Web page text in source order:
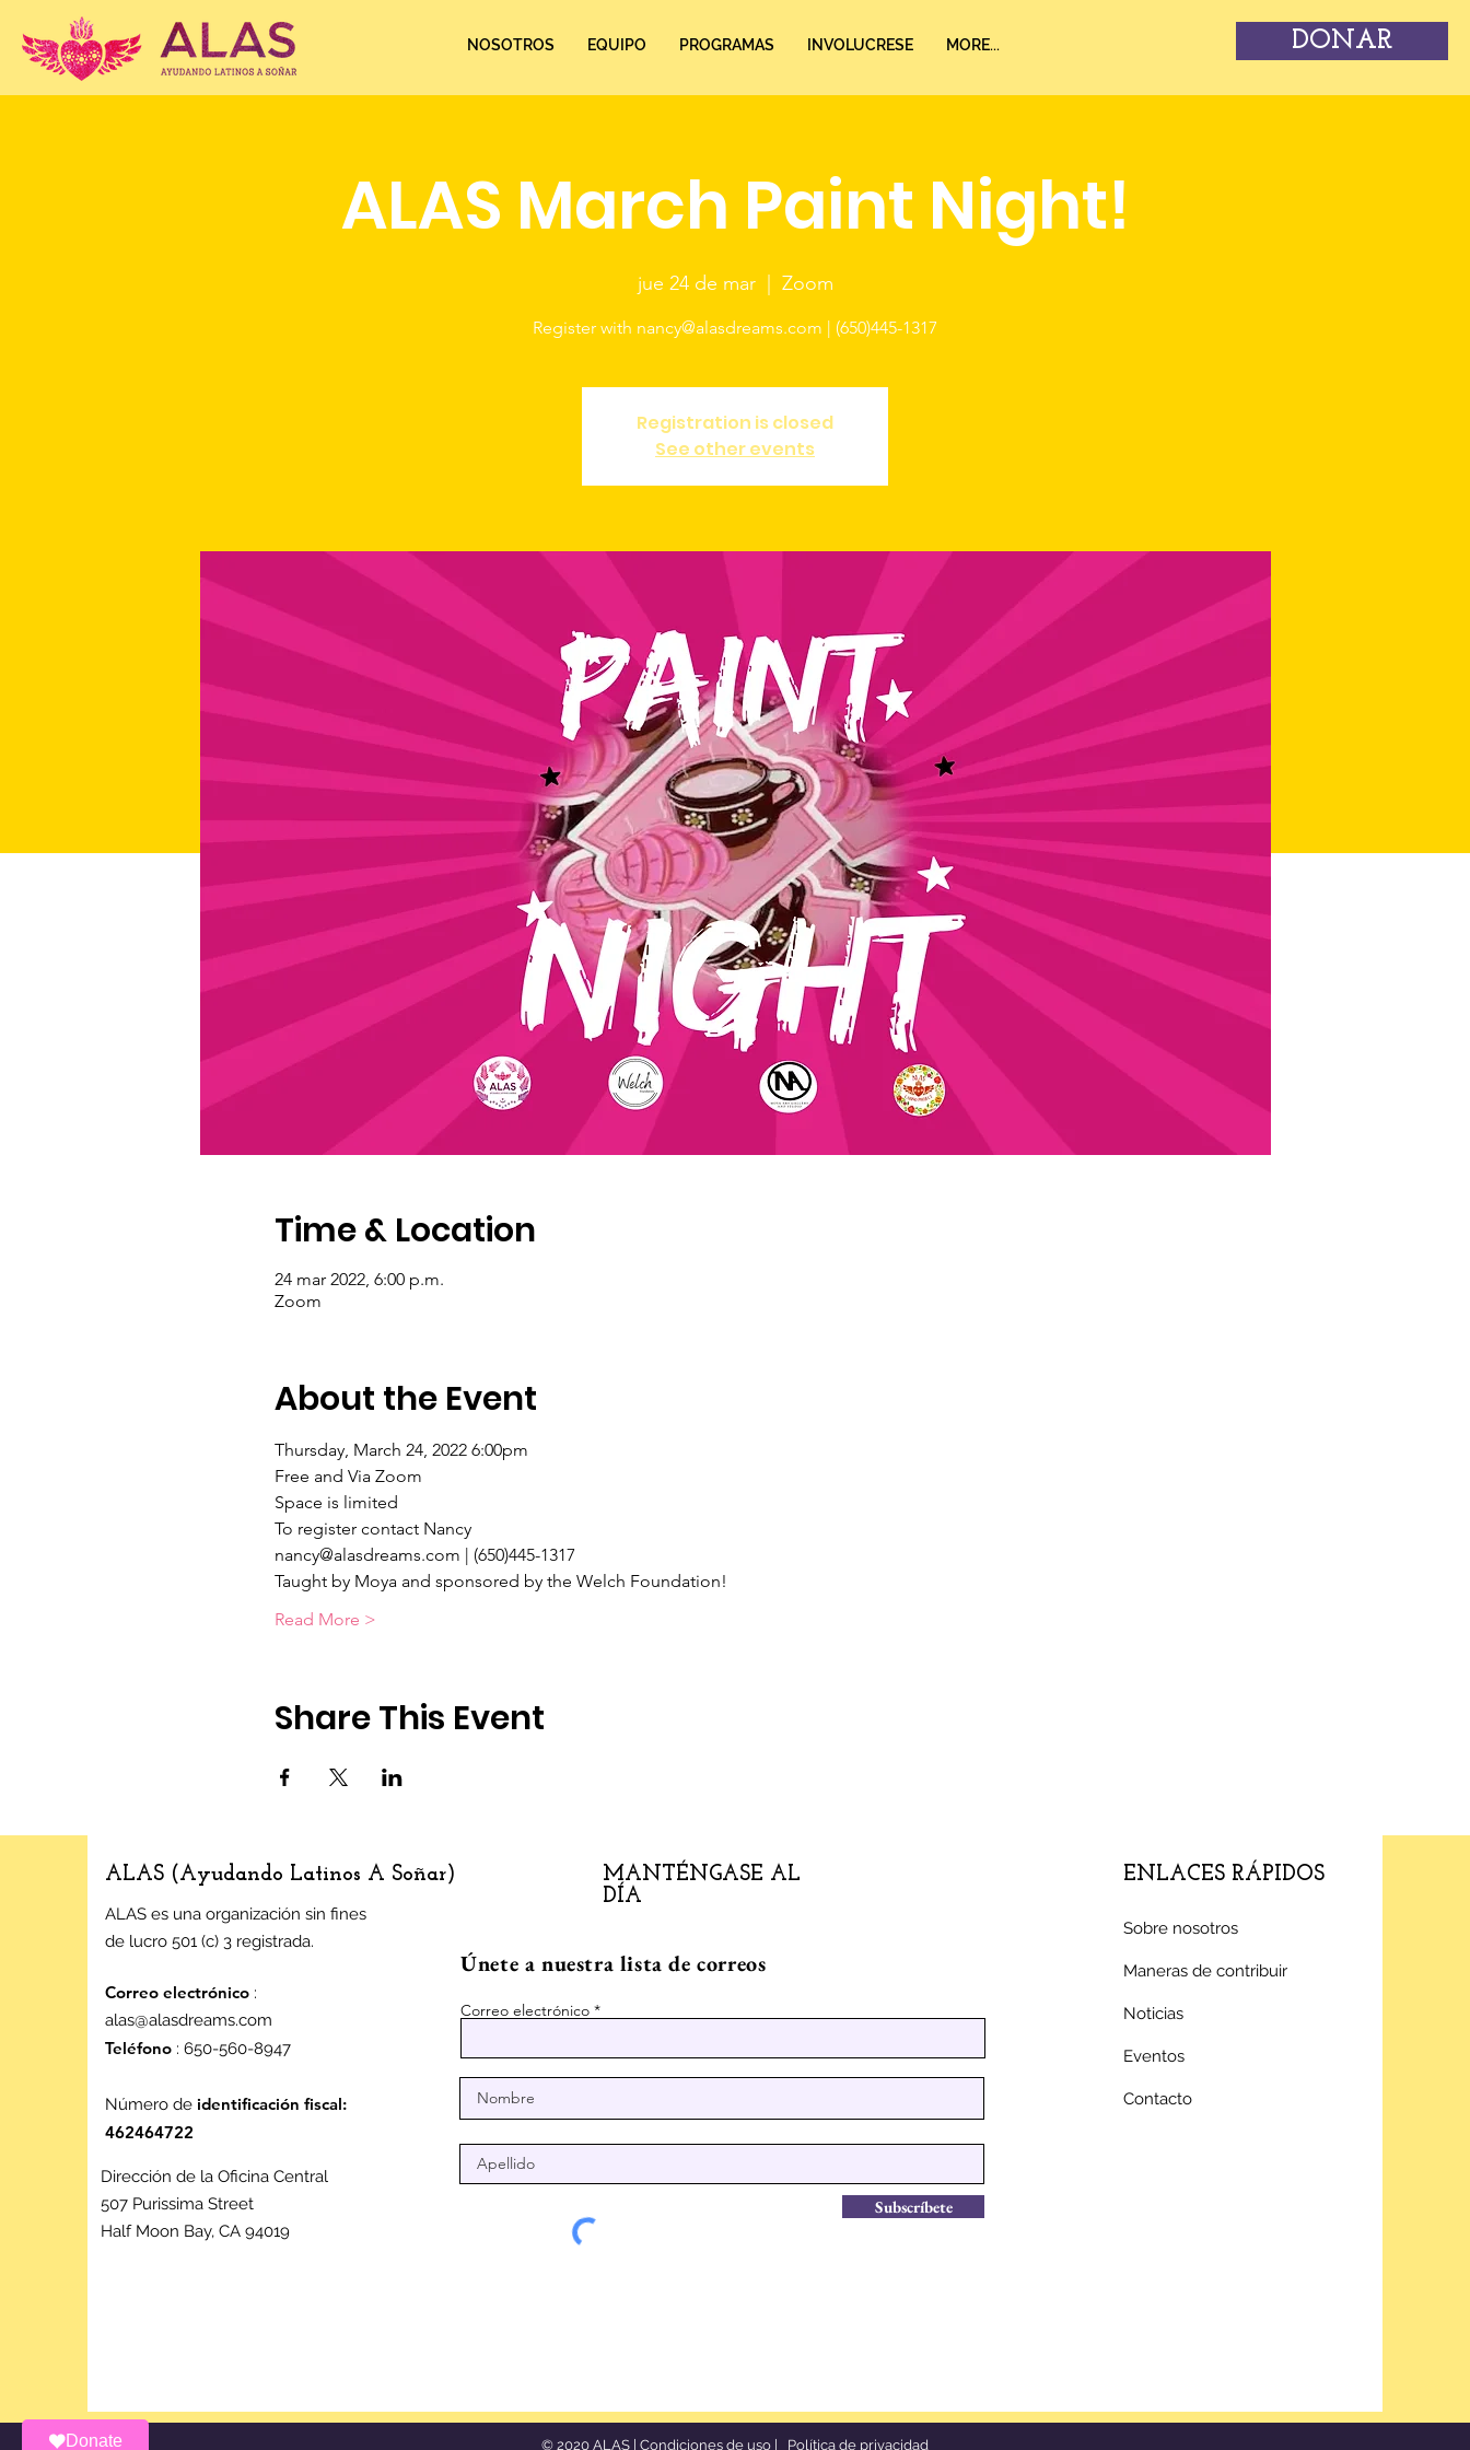
Donate
NOSOTROS EQUIPO PROGRAMAS INVOLUCRESE MORE... DONAR
ALAS March Paint Night!
jue 24 de mar
  |
Zoom
Register with nancy@alasdreams.com | (650)445-1317
Registration is closed
See other events
Time & Location
24 mar 2022, 6:00 p.m.
Zoom
About the Event
Thursday, March 24, 2022 6:00pm
Free and Via Zoom
Space is limited
To register contact Nancy
nancy@alasdreams.com | (650)445-1317
Taught by Moya and sponsored by the Welch Foundation!
Read More >
Share This Event
ALAS (Ayudando Latinos A Soñar)
ALAS es una organización sin fines
de lucro 501 (c) 3 registrada.
Correo electrónico :
alas@alasdreams.com
Teléfono : 650-560-8947
Número de identificación fiscal:
462464722
Dirección de la Oficina Central
507 Purissima Street
Half Moon Bay, CA 94019
MANTÉNGASE AL
DÍA
Únete a nuestra lista de correos
Correo electrónico
Subscríbete
ENLACES RÁPIDOS
Sobre nosotros
Maneras de contribuir
Noticias
Eventos
Contacto
© 2020 ALAS | Condiciones de uso Política de privacidad